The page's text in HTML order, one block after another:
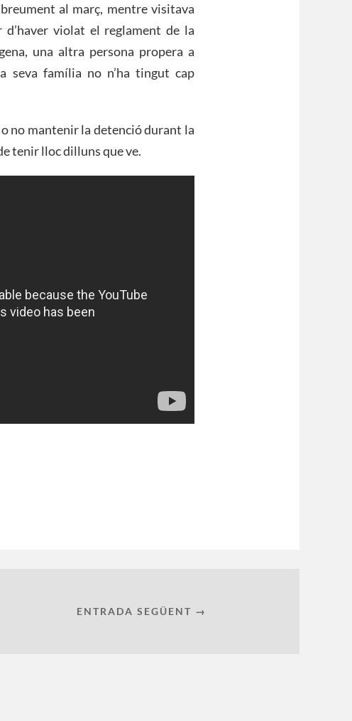
al març, mentre visitava
d’haver violat el reglament de la
una altra persona propera a
seva família no n’ha tingut cap
o no mantenir la detenció durant la
tenir lloc dilluns que ve.
ENTRADA SEGÜENT →